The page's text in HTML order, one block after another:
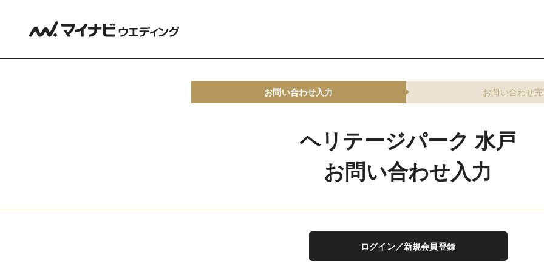
お問い合わせ入力 お問い合わせ
ヘリテージパーク 水戸
お問い合わせ入力
ログイン／新規会員登録